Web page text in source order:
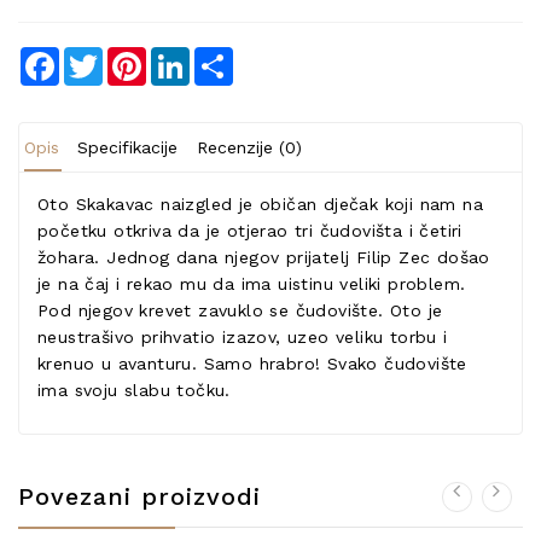
Facebook
TwitterPinterestLinkedIn
Opis Specifikacije Recenzije (0)
Oto Skakavac naizgled je običan dječak koji nam na
početku otkriva da je otjerao tri čudovišta i četiri
žohara. Jednog dana njegov prijatelj Filip Zec došao
je na čaj i rekao mu da ima uistinu veliki problem.
Pod njegov krevet zavuklo se čudovište. Oto je
neustrašivo prihvatio izazov, uzeo veliku torbu i
krenuo u avanturu. Samo hrabro! Svako čudovište
ima svoju slabu točku.
Povezani proizvodi